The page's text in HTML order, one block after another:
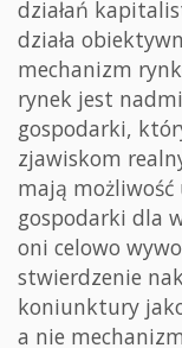
działań
działa
mechanizm
rynek jest
gospodarki,
zjawiskom
mają
gospodarki dla
oni celowo
stwierdzenie
koniunktury
a nie